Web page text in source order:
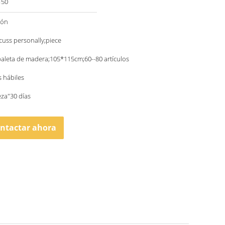
personally;piece
de madera;105*115cm;60--80 artículos
hábiles
días
ahora